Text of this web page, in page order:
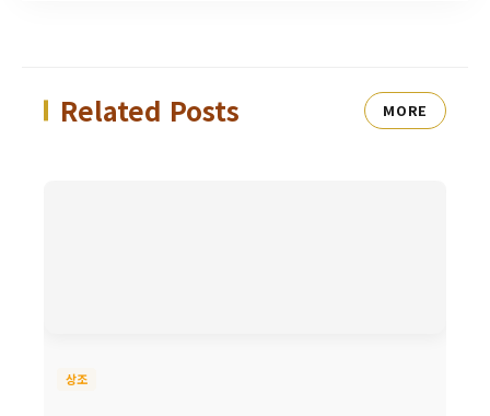
Related Posts MORE
상조